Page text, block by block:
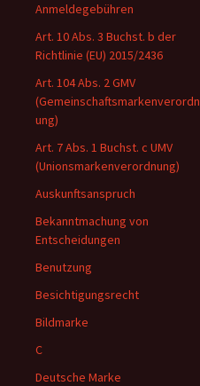
Anmeldegebühren
Art. 10 Abs. 3 Buchst. b der
Richtlinie (EU) 2015/2436
Art. 104 Abs. 2 GMV
(Gemeinschaftsmarkenverordn
ung)
Art. 7 Abs. 1 Buchst. c UMV
(Unionsmarkenverordnung)
Auskunftsanspruch
Bekanntmachung von
Entscheidungen
Benutzung
Besichtigungsrecht
Bildmarke
C
Deutsche Marke